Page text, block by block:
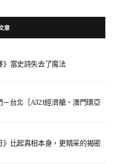
章
》當史詩失去了魔法
台北［A321經濟艙、澳門環亞
》比起真相本身，更精采的揭密